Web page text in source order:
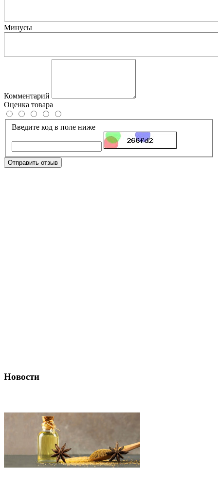
Минусы
Комментарий
Оценка товара
Введите код в поле ниже
Отправить отзыв
Новости